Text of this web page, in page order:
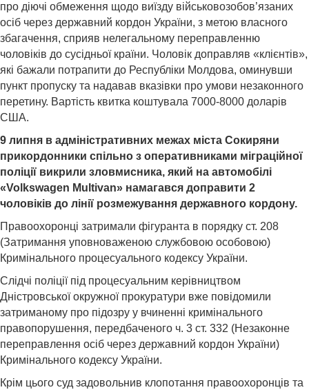
про діючі обмеження щодо виїзду військовозобов’язаних
осіб через державний кордон України, з метою власного
збагачення, сприяв нелегальному переправленню
чоловіків до сусідньої країни. Чоловік доправляв «клієнтів»,
які бажали потрапити до Республіки Молдова, оминувши
пункт пропуску та надавав вказівки про умови незаконного
перетину. Вартість квитка коштувала 7000-8000 доларів
США.
9 липня в адміністративних межах міста Сокиряни
прикордонники спільно з оперативниками міграційної
поліції викрили зловмисника, який на автомобілі
«Volkswagen Multivan» намагався доправити 2
чоловіків до лінії розмежування державного кордону.
Правоохоронці затримали фігуранта в порядку ст. 208
(Затримання уповноваженою службовою особовою)
Кримінального процесуального кодексу України.
Слідчі поліції під процесуальним керівництвом
Дністровської окружної прокуратури вже повідомили
затриманому про підозру у вчиненні кримінального
правопорушення, передбаченого ч. 3 ст. 332 (Незаконне
переправлення осіб через державний кордон України)
Кримінального кодексу України.
Крім цього суд задовольнив клопотання правоохоронців та